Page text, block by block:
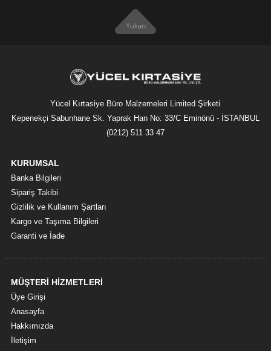
Yücel Kırtasiye Büro Malzemeleri Limited Şirketi
Kepenekçi Sabunhane Sk. Yaprak Han No: 33/C Eminönü - İSTANBUL
(0212) 511 33 47
KURUMSAL
Banka Bilgileri
Sipariş Takibi
Gizlilik ve Kullanım Şartları
Kargo ve Taşıma Bilgileri
Garanti ve İade
MÜŞTERİ HİZMETLERİ
Üye Girişi
Anasayfa
Hakkımızda
İletişim